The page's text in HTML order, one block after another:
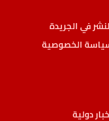
في الجريدة
الخصوصية
دولية